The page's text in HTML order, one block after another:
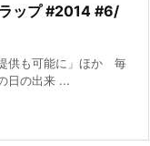
ップ #2014 #6/
供も可能に」ほか 毎
日の出来 ...